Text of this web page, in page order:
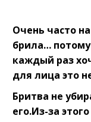
Очень часто
брила…
каждый раз
для лица это
Бритва не
его.Из-за